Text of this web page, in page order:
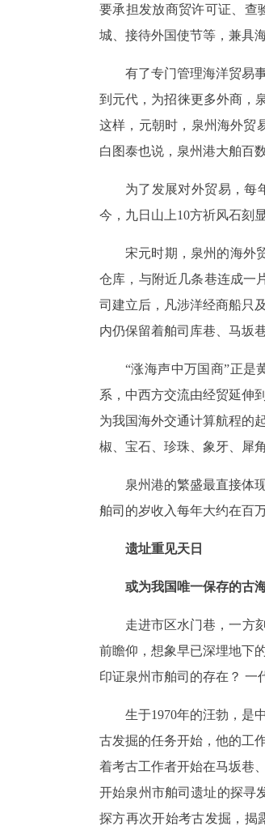
要承担发放商贸许可证、查
城、接待外国使节等，兼具
有了专门管理海洋贸易
到元代，为招徕更多外商，
这样，元朝时，泉州海外贸
白图泰也说，泉州港大舶百
为了发展对外贸易，每
今，九日山上10方祈风石刻
宋元时期，泉州的海外
仓库，与附近几条巷连成一
司建立后，凡涉洋经商船只
内仍保留着舶司库巷、马坂
“涨海声中万国商”正是
系，中西方交流由经贸延伸
为我国海外交通计算航程的
椒、宝石、珍珠、象牙、犀角
泉州港的繁盛最直接体
舶司的岁收入每年大约在百
遗址重见天日
或为我国唯一保存的古
走进市区水门巷，一方
前瞻仰，想象早已深埋地下
印证泉州市舶司的存在？ 一
生于1970年的汪勃，是
古发掘的任务开始，他的工
着考古工作者开始在马坂巷
开始泉州市舶司遗址的探寻
探方再次开始考古发掘，揭